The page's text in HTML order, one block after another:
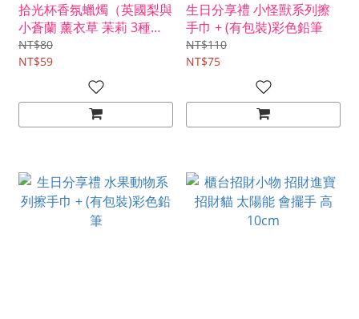
拾光杯香氛蠟燭（英國梨與
小蒼蘭 薰衣草 苿莉 3種香
氣可挑）
NT$80
NT$59
生日分享禮 小怪獸系列擦
手巾 + (有包裝)彩色鉛筆
NT$110
NT$75